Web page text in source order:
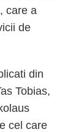
care a
de
din
Tobias,
cel care